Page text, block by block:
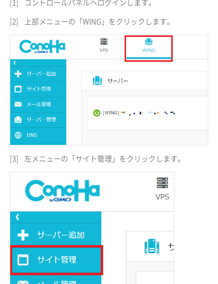
[1]
コントロールパネルへログインします。
[2]
上部メニューの「WING」をクリックします。
[3] 左メニューの「サイト管理」をクリックします。